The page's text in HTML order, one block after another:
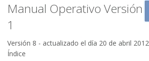
Manual Operativo Versión
1
Versión 8 - actualizado el día 20 de abril 2012
Índice